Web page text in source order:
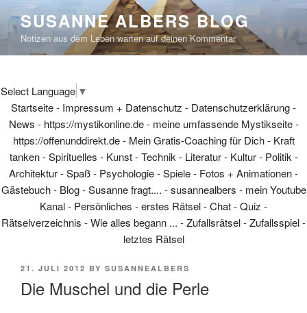
content
SUSANNE ALBERS BLOG
Notizen aus dem Leben warten auf deinen Kommentar
Select Language ▼
Startseite- Impressum + Datenschutz - Datenschutzerklärung-
News - https://mystikonline.de - meine umfassende Mystikseite-
https://offenunddirekt.de - Mein Gratis-Coaching für Dich- Kraft
tanken-Spirituelles - Kunst-Technik - Literatur- Kultur- Politik -
Architektur-Spaß- Psychologie-Spiele- Fotos + Animationen-
Gästebuch- Blog-Susanne fragt.... -susannealbers - mein Youtube
Kanal- Persönliches -erstes Rätsel-Chat-Quiz -
Rätselverzeichnis -Wie alles begann ... -Zufallsrätsel-Zufallsspiel-
letztes Rätsel
POSTED
21. JULI 2012 BY SUSANNEALBERS
Die Muschel und die Perle